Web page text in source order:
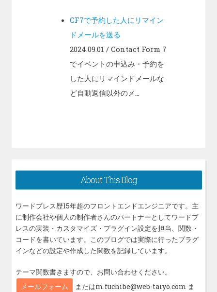
CF7で予約した人にリマイン
ドメールを送る
2024.09.01 / Contact Form 7
でイベントの申込み・予約を
した人にリマインドメールな
ど自動返信以外のメ...
About This Blog
ワードプレス歴15年超のフロントエンドエンジニアです。主
に制作会社や個人の制作者さんのパートナーとしてワードプ
レスの実装・カスタマイズ・プラグイン設定を担当、関数・
コードを書いています。このブログでは実際に行ったプラグ
インなどの設定や作成した関数を記録しています。
テーマ関数書きますので、お問い合わせください。
メールフォーム
またはm.fuchibe@web-taiyo.com ま